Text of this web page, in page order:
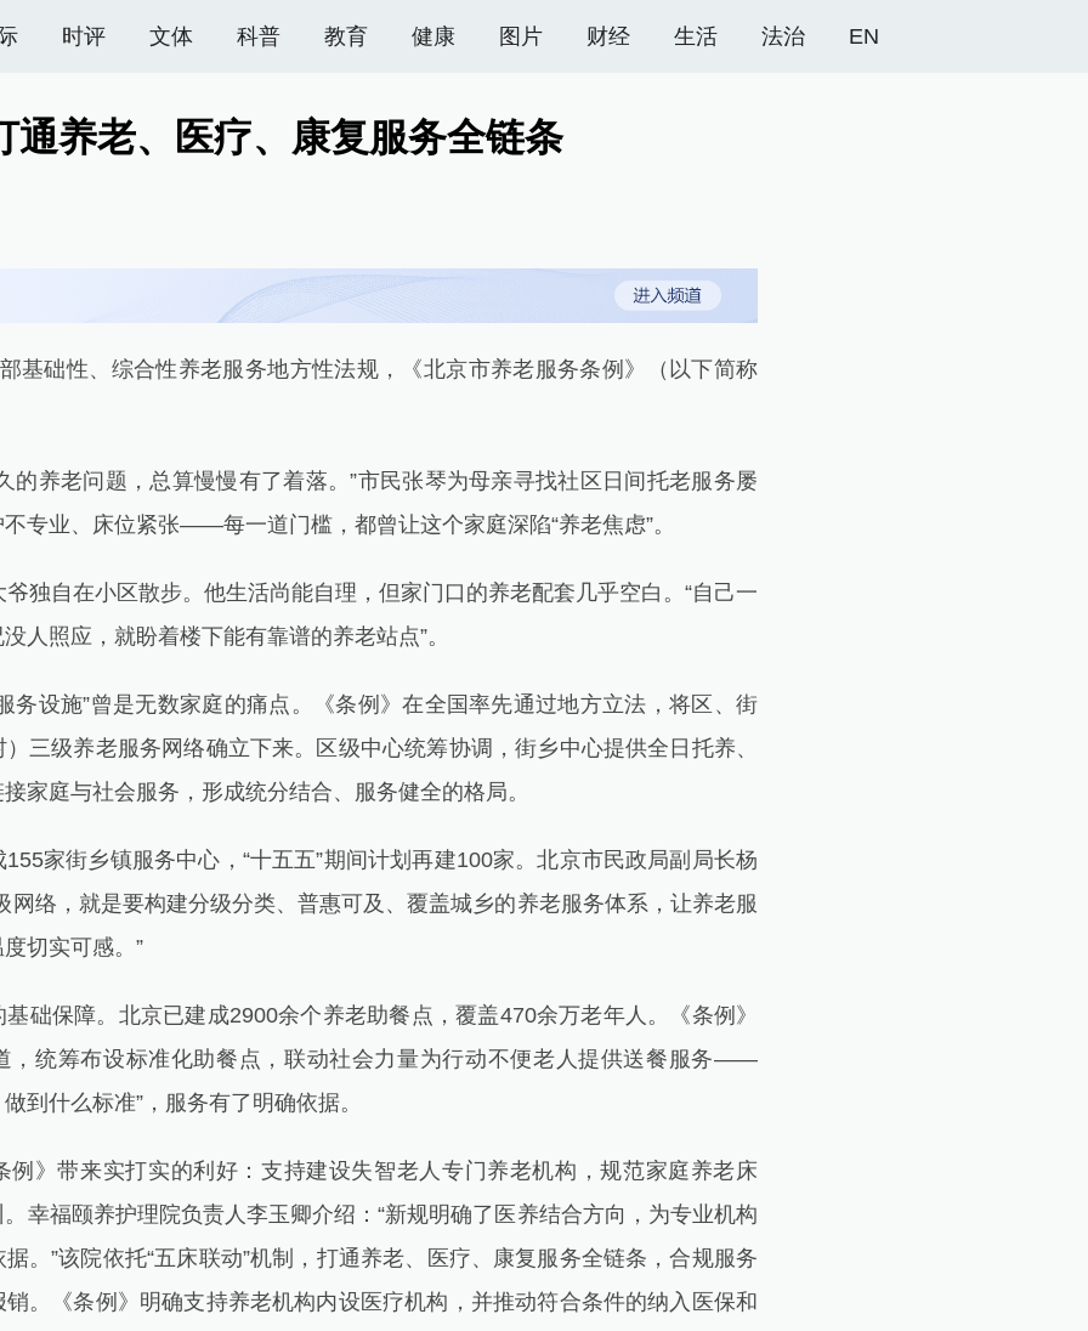
时评 文体 科普 教育 健康 图片 财经 生活 法治 EN
通养老、医疗、康复服务全链条
础性、综合性养老服务地方性法规，《北京市养老服务条例》（以下简称
老问题，总算慢慢有了着落。”市民张琴为母亲寻找社区日间托老服务屡
专业、床位紧张——每一道门槛，都曾让这个家庭深陷“养老焦虑”。
自在小区散步。他生活尚能自理，但家门口的养老配套几乎空白。“自己一
人照应，就盼着楼下能有靠谱的养老站点”。
施”曾是无数家庭的痛点。《条例》在全国率先通过地方立法，将区、街
三级养老服务网络确立下来。区级中心统筹协调，街乡中心提供全日托养、
家庭与社会服务，形成统分结合、服务健全的格局。
街乡镇服务中心，“十五五”期间计划再建100家。北京市民政局副局长杨
网络，就是要构建分级分类、普惠可及、覆盖城乡的养老服务体系，让养老服
切实可感。”
保障。北京已建成2900余个养老助餐点，覆盖470余万老年人。《条例》
，统筹布设标准化助餐点，联动社会力量为行动不便老人提供送餐服务——
到什么标准”，服务有了明确依据。
带来实打实的利好：支持建设失智老人专门养老机构，规范家庭养老床
幸福颐养护理院负责人李玉卿介绍：“新规明确了医养结合方向，为专业机构
。”该院依托“五床联动”机制，打通养老、医疗、康复服务全链条，合规服务
。《条例》明确支持养老机构内设医疗机构，并推动符合条件的纳入医保和